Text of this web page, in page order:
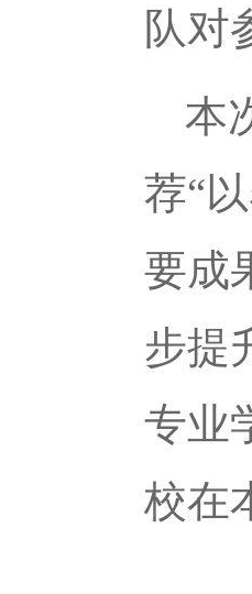
队对
本
荐“
要成
步提
专业
校在